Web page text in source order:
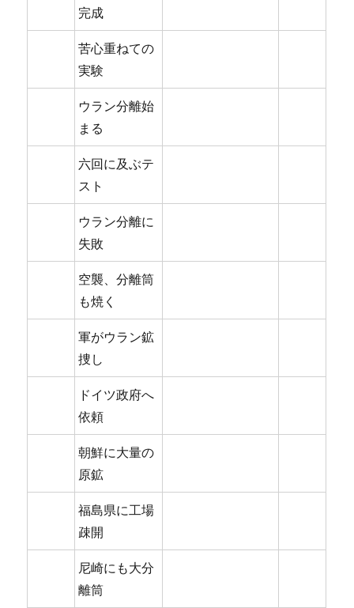
完成
苦心重ねての
実験
ウラン分離始
まる
六回に及ぶテ
スト
ウラン分離に
失敗
空襲、分離筒
も焼く
軍がウラン鉱
捜し
ドイツ政府へ
依頼
朝鮮に大量の
原鉱
福島県に工場
疎開
尼崎にも大分
離筒